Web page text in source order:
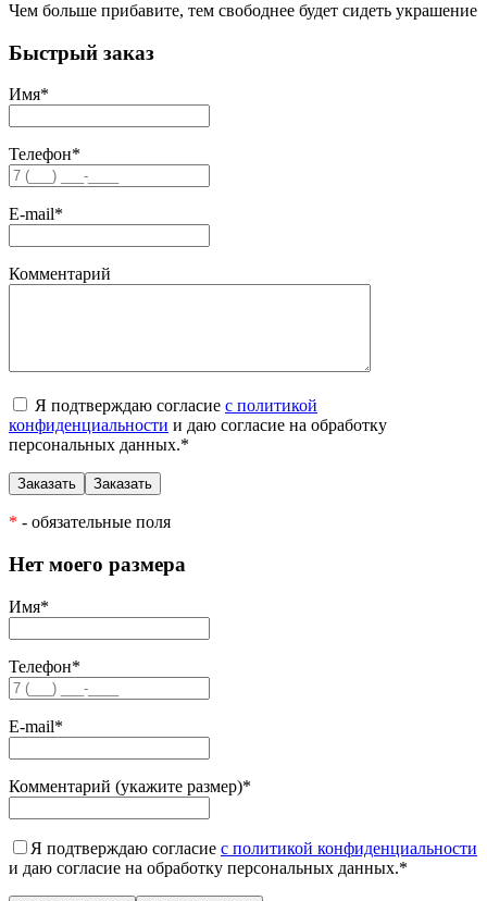
Чем больше прибавите, тем свободнее будет сидеть украшение
Быстрый заказ
Имя*
Телефон*
E-mail*
Комментарий
Я подтверждаю согласие с политикой
конфиденциальности и даю согласие на обработку
персональных данных.*
* - обязательные поля
Нет моего размера
Имя*
Телефон*
E-mail*
Комментарий (укажите размер)*
Я подтверждаю согласие с политикой конфиденциальности
и даю согласие на обработку персональных данных.*